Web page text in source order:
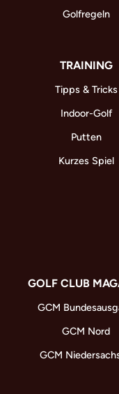
Golfregeln
TRAINING
Tipps & Tricks
Indoor-Golf
Putten
Kurzes Spiel
GOLF CLUB
GCM
GCM Nord
GCM